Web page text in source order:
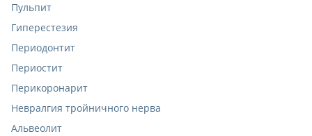
Пульпит
Гиперестезия
Периодонтит
Периостит
Перикоронарит
Невралгия тройничного нерва
Альвеолит